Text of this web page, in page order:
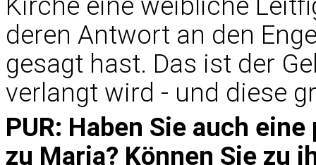
deren Antwort an den
gesagt hast. Das ist der
verlangt wird - und diese
PUR: Haben Sie auch
zu Maria? Können Sie zu